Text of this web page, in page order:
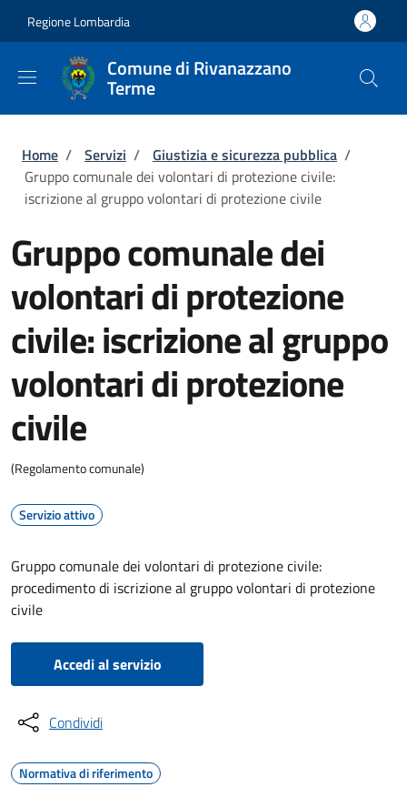
Regione Lombardia
Comune di Rivanazzano
Terme
Briciole di pane
Home / Servizi / Giustizia e sicurezza pubblica /
Gruppo comunale dei volontari di protezione civile:
iscrizione al gruppo volontari di protezione civile
Gruppo comunale dei
volontari di protezione
civile: iscrizione al gruppo
volontari di protezione
civile
(Regolamento comunale)
Servizio attivo
Gruppo comunale dei volontari di protezione civile:
procedimento di iscrizione al gruppo volontari di protezione
civile
Accedi al servizio
Condividi
Normativa di riferimento